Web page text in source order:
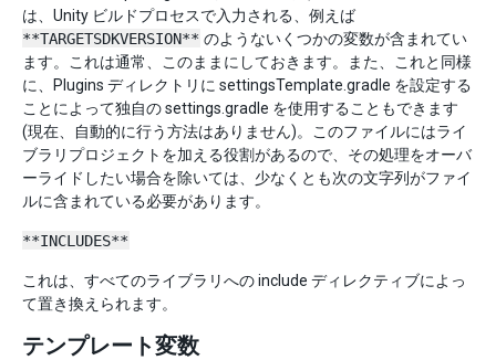
は、Unity ビルドプロセスで入力される、例えば
**TARGETSDKVERSION** のようないくつかの変数が含まれてい
ます。これは通常、このままにしておきます。また、これと同様
に、Plugins ディレクトリに settingsTemplate.gradle を設定する
ことによって独自の settings.gradle を使用することもできます
(現在、自動的に行う方法はありません)。このファイルにはライ
ブラリプロジェクトを加える役割があるので、その処理をオーバ
ーライドしたい場合を除いては、少なくとも次の文字列がファイ
ルに含まれている必要があります。
**INCLUDES**
これは、すべてのライブラリへの include ディレクティブによっ
て置き換えられます。
テンプレート変数